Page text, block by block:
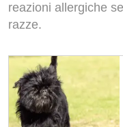
reazioni allergiche
razze.